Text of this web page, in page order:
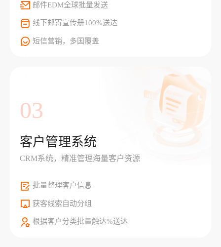
邮件EDM全球批量发送
线下邮寄宣传册100%送达
短信营销，多国覆盖
03
客户管理系统
CRM系统，精准管理海量客户资源
批量整理客户信息
获客线索自动分组
根据客户分类批量触达%送达